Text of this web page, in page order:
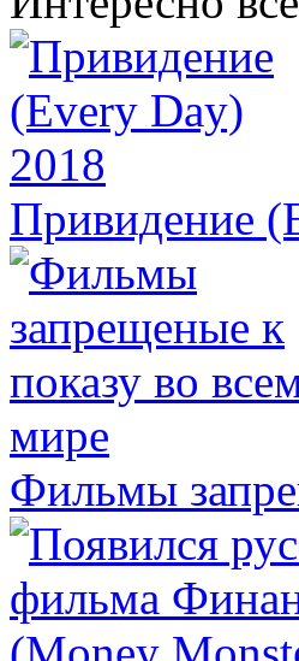
Привидение
Фильмы